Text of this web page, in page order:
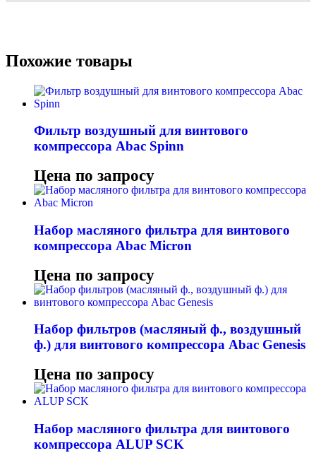
Похожие товары
Фильтр воздушный для винтового
компрессора Abac Spinn
Цена по запросу
Набор масляного фильтра для винтового
компрессора Abac Micron
Цена по запросу
Набор фильтров (масляный ф., воздушный
ф.) для винтового компрессора Abac Genesis
Цена по запросу
Набор масляного фильтра для винтового
компрессора ALUP SCK